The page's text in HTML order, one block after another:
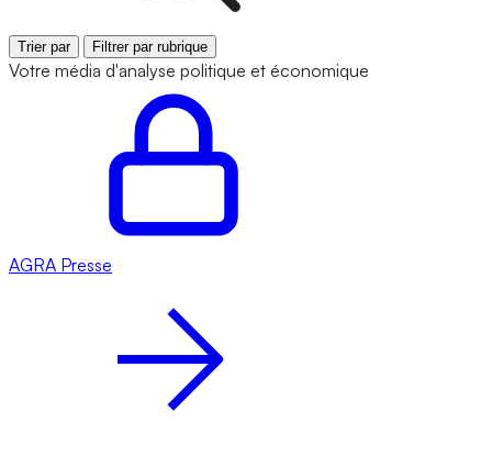
Trier par Filtrer par rubrique
Votre média d'analyse politique et économique
AGRA Presse